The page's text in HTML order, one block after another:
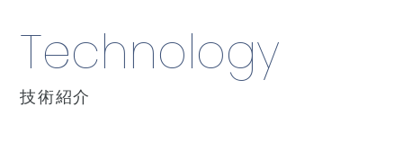
Technology
技術紹介